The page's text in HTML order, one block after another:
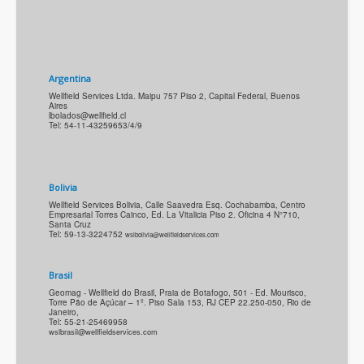
Argentina
Wellfield Services Ltda. Maipu 757 Piso 2, Capital Federal, Buenos
Aires
lbolados@wellfield.cl
Tel: 54-11-43259653/4/9
Bolivia
Wellfield Services Bolivia, Calle Saavedra Esq. Cochabamba, Centro
Empresarial Torres Cainco, Ed. La Vitalicia Piso 2. Oficina 4 N°710,
Santa Cruz
Tel: 59-13-3224752 wslbolivia@wellfieldservices.com
Brasil
Geomag - Wellfield do Brasil, Praia de Botafogo, 501 - Ed. Mourisco,
Torre Pão de Açúcar – 1º. Piso Sala 153, RJ CEP 22.250-050, Rio de
Janeiro,
Tel: 55-21-25469958